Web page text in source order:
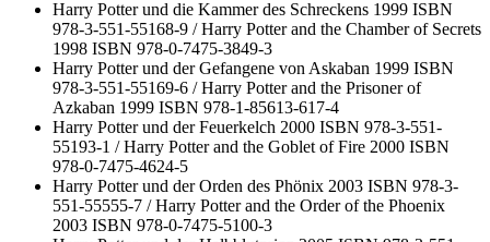
Harry Potter und die Kammer des Schreckens 1999 ISBN
978-3-551-55168-9 / Harry Potter and the Chamber of Secrets
1998 ISBN 978-0-7475-3849-3
Harry Potter und der Gefangene von Askaban 1999 ISBN
978-3-551-55169-6 / Harry Potter and the Prisoner of
Azkaban 1999 ISBN 978-1-85613-617-4
Harry Potter und der Feuerkelch 2000 ISBN 978-3-551-
55193-1 / Harry Potter and the Goblet of Fire 2000 ISBN
978-0-7475-4624-5
Harry Potter und der Orden des Phönix 2003 ISBN 978-3-
551-55555-7 / Harry Potter and the Order of the Phoenix
2003 ISBN 978-0-7475-5100-3